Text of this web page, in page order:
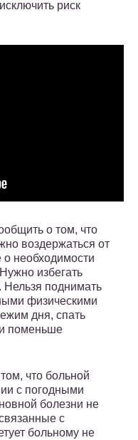
риск
о том, что
воздержаться от
о необходимости
избегать
Нельзя поднимать
физическими
дня, спать
и поменьше
что больной
с погодными
болезни не
с
больному не